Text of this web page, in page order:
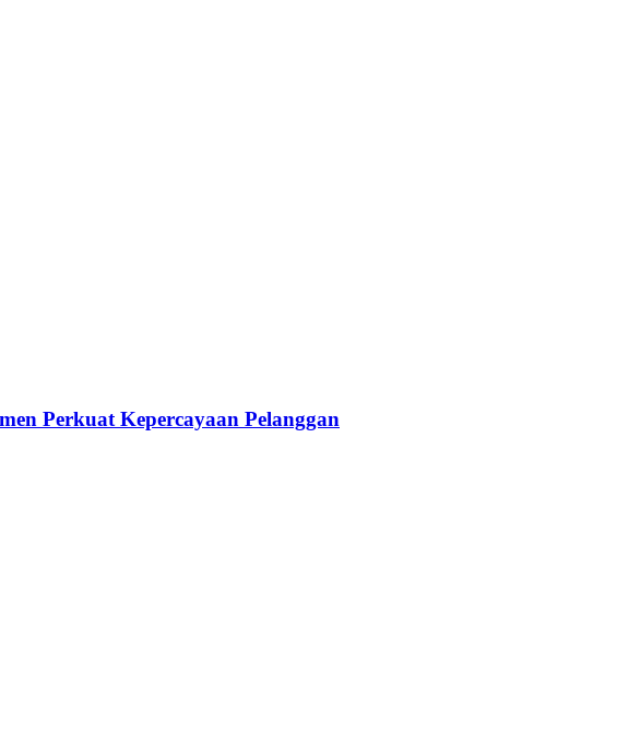
Perkuat Kepercayaan Pelanggan